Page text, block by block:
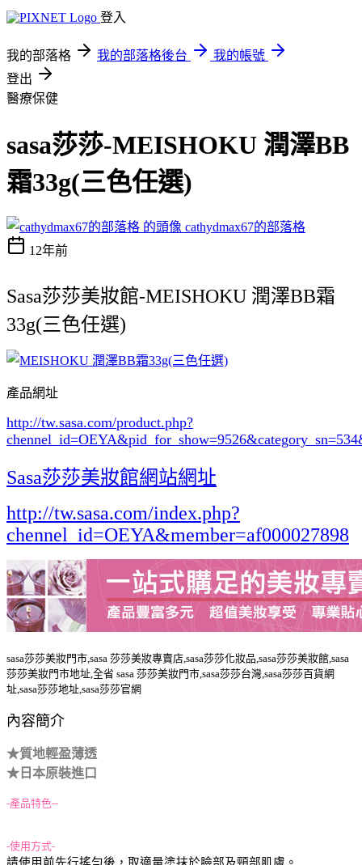
登入
我的部落格 我的部落格後台
我的帳號
登出
醫療保健
sasa莎莎-MEISHOKU 潤澤BB
霜33g(三色任選)
cathydmax67的部落格
12年前
Sasa莎莎美妝館-MEISHOKU 潤澤BB霜
33g(三色任選)
產品網址
http://tw.sasa.com/product.php?
chennel_id=OEYA&pid_for_show=9526&category_sn=534
Sasa莎莎美妝館網站網址
http://tw.sasa.com/index.php?
chennel_id=OEYA&member=af000027898
sasa莎莎美妝門市,sasa 莎莎美妝專賣店,sasa莎莎化妝品,sasa莎莎美妝館,sasa
莎莎美妝門市地址,全省 sasa 莎莎美妝門市,sasa莎莎台灣,sasa莎莎百貨網
址,sasa莎莎地址,sasa莎莎官網
內容簡介
★質地輕盈薄透
★日本原裝進口
-產品特色--
-使用方式-